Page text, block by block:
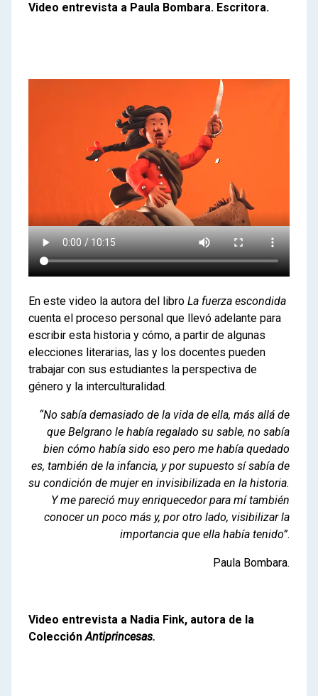
Video entrevista a Paula Bombara. Escritora.
En este video la autora del libro La fuerza escondida
cuenta el proceso personal que llevó adelante para
escribir esta historia y cómo, a partir de algunas
elecciones literarias, las y los docentes pueden
trabajar con sus estudiantes la perspectiva de
género y la interculturalidad.
“No sabía demasiado de la vida de ella, más allá de
que Belgrano le había regalado su sable, no sabía
bien cómo había sido eso pero me había quedado
es, también de la infancia, y por supuesto sí sabía de
su condición de mujer en invisibilizada en la historia.
Y me pareció muy enriquecedor para mí también
conocer un poco más y, por otro lado, visibilizar la
importancia que ella había tenido”.
Paula Bombara.
Video entrevista a Nadia Fink, autora de la
ColecciónAntiprincesas.